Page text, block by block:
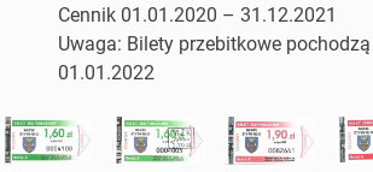
Cennik 01.01.2020 – 31.12.2021
Uwaga: Bilety przebitkowe
01.01.2022